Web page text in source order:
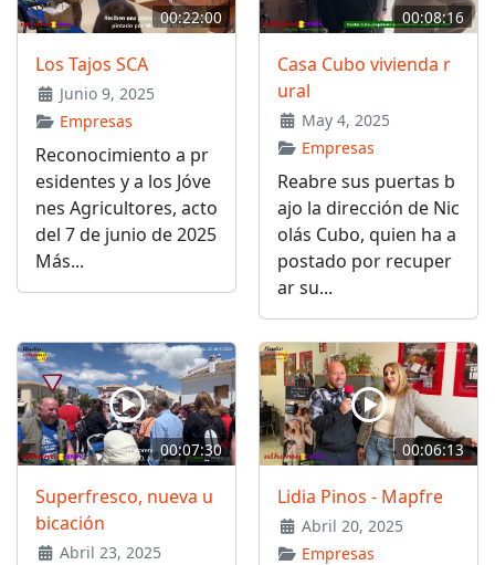
00:22:00
Los Tajos SCA
Junio 9, 2025
Empresas
Reconocimiento a pr
esidentes y a los Jóve
nes Agricultores, acto
del 7 de junio de 2025
Más...
00:08:16
Casa Cubo vivienda r
ural
May 4, 2025
Empresas
Reabre sus puertas b
ajo la dirección de Nic
olás Cubo, quien ha a
postado por recuper
ar su...
00:07:30
Superfresco, nueva u
bicación
Abril 23, 2025
00:06:13
Lidia Pinos - Mapfre
Abril 20, 2025
Empresas